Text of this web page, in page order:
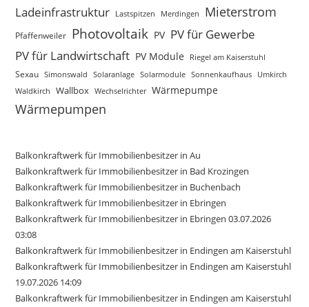
Ladeinfrastruktur Lastspitzen Merdingen Mieterstrom
Pfaffenweiler Photovoltaik PV PV für Gewerbe
PV für Landwirtschaft PV Module Riegel am Kaiserstuhl
Sexau Simonswald Solaranlage Solarmodule Sonnenkaufhaus Umkirch
Waldkirch Wallbox Wechselrichter Wärmepumpe
Wärmepumpen
Balkonkraftwerk für Immobilienbesitzer in Au
Balkonkraftwerk für Immobilienbesitzer in Bad Krozingen
Balkonkraftwerk für Immobilienbesitzer in Buchenbach
Balkonkraftwerk für Immobilienbesitzer in Ebringen
Balkonkraftwerk für Immobilienbesitzer in Ebringen 03.07.2026
03:08
Balkonkraftwerk für Immobilienbesitzer in Endingen am Kaiserstuhl
Balkonkraftwerk für Immobilienbesitzer in Endingen am Kaiserstuhl
19.07.2026 14:09
Balkonkraftwerk für Immobilienbesitzer in Endingen am Kaiserstuhl